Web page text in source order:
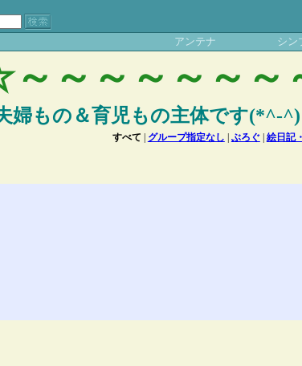
アンテナ シン
～～～～～～
婦もの＆育児もの主体です(*^-^)
すべて グループ指定なし ぶろぐ| 絵日記